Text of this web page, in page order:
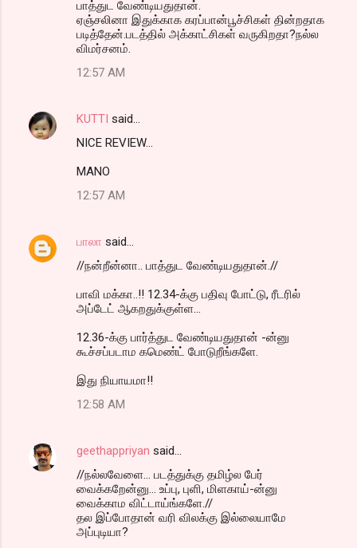
பாத்துட வேண்டியதுதான்.
ஏஞ்சலினா இதுக்காக கரப்பான்பூச்சிகள் தின்றதாக
படித்தேன்.படத்தில் அக்காட்சிகள் வருகிறதா?நல்ல
விமர்சனம்.
12:57 AM
KUTTI said…
NICE REVIEW...
MANO
12:57 AM
பாலா said…
//நன்றீன்னா.. பாத்துட வேண்டியதுதான்.//
பாவி மக்கா..!! 12.34-க்கு பதிவு போட்டு, ரீடரில்
அப்டேட் ஆகறதுக்குள்ள...
12.36-க்கு பார்த்துட வேண்டியதுதான் -ன்னு
கூச்சப்படாம கமெண்ட் போடுறீங்களே.
இது நியாயமா!!
12:58 AM
geethappriyan said…
//நல்லவேளை... படத்துக்கு தமிழ்ல பேர்
வைக்கறேன்னு... உப்பு, புளி, மிளகாய்-ன்னு
வைக்காம விட்டாய்ங்களே.//
தல இப்போதான் வரி விலக்கு இல்லையாமே
அப்புடியா?